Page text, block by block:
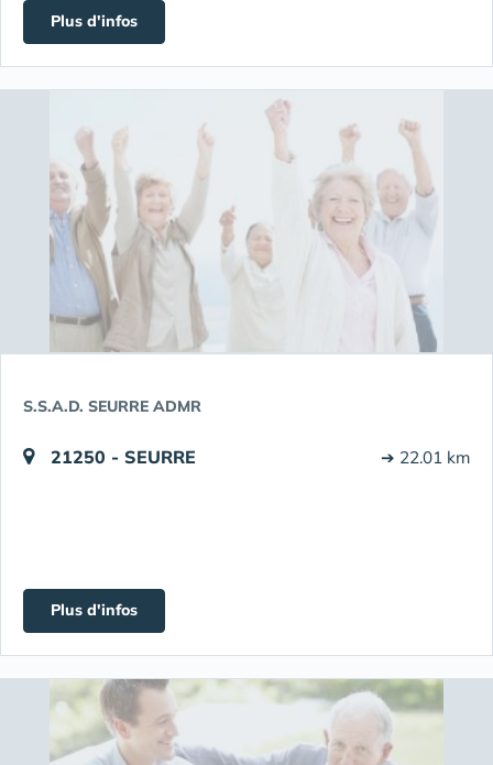
Plus d'infos
S.S.A.D. SEURRE ADMR
21250 - SEURRE ➔ 22.01 km
Plus d'infos